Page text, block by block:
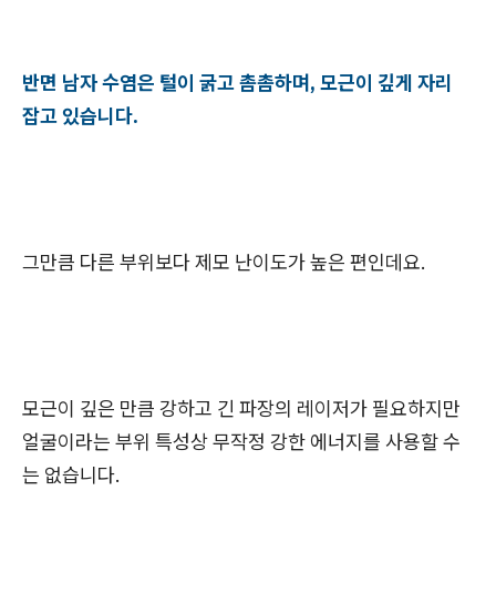
반면 남자 수염은 털이 굵고 촘촘하며, 모근이 깊게 자리
잡고 있습니다.
그만큼 다른 부위보다 제모 난이도가 높은 편인데요.
모근이 깊은 만큼 강하고 긴 파장의 레이저가 필요하지만
얼굴이라는 부위 특성상 무작정 강한 에너지를 사용할 수
는 없습니다.